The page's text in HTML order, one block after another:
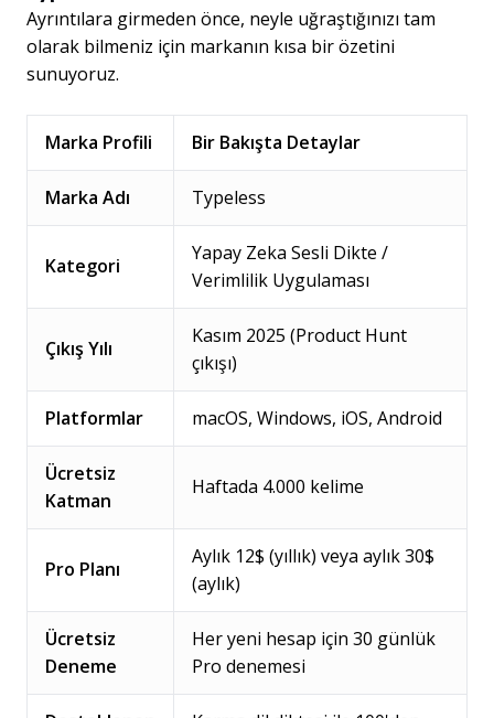
Ayrıntılara girmeden önce, neyle uğraştığınızı tam
olarak bilmeniz için markanın kısa bir özetini
sunuyoruz.
Marka Profili Bir Bakışta Detaylar
Marka Adı Typeless
Kategori
Yapay Zeka Sesli Dikte /
Verimlilik Uygulaması
Çıkış Yılı
Kasım 2025 (Product Hunt
çıkışı)
Platformlar macOS, Windows, iOS, Android
Ücretsiz
Katman
Haftada 4.000 kelime
Pro Planı
Aylık 12$ (yıllık) veya aylık 30$
(aylık)
Ücretsiz
Deneme
Her yeni hesap için 30 günlük
Pro denemesi